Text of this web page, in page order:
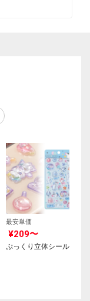
最安単価
¥209〜
ぷっくり立体シール